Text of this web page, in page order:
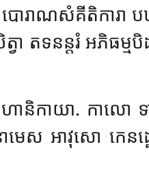
ោរាណសំគីតិការា
ា តទនន្តរំ អភិធម្ម
ានិកាយា. កាលោ ទ
េស អាវុសោ កេនដ្